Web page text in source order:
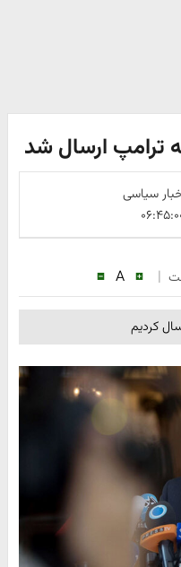
ترامپ ارسال شد
سیاسی
|
A
کردیم